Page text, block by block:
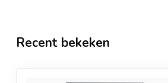
Recent bekeken